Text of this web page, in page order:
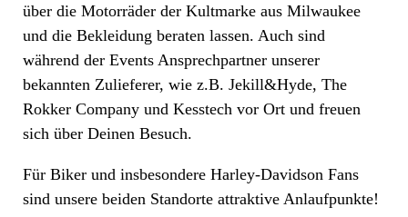
über die Motorräder der Kultmarke aus Milwaukee
und die Bekleidung beraten lassen. Auch sind
während der Events Ansprechpartner unserer
bekannten Zulieferer, wie z.B. Jekill&Hyde, The
Rokker Company und Kesstech vor Ort und freuen
sich über Deinen Besuch.
Für Biker und insbesondere Harley-Davidson Fans
sind unsere beiden Standorte attraktive Anlaufpunkte!